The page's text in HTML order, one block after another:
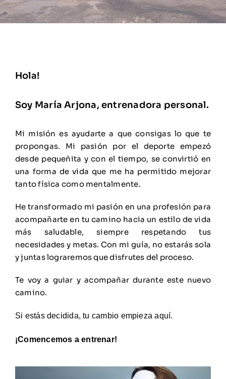
Solicitar consulta
Hola!
Soy María Arjona, entrenadora personal.
Mi misión es ayudarte a que consigas lo que te
propongas. Mi pasión por el deporte empezó
desde pequeñita y con el tiempo, se convirtió en
una forma de vida que me ha permitido mejorar
tanto física como mentalmente.
He transformado mi pasión en una profesión para
acompañarte en tu camino hacia un estilo de vida
más saludable, siempre respetando tus
necesidades y metas. Con mi guía, no estarás sola
y juntas lograremos que disfrutes del proceso.
Te voy a guiar y acompañar durante este nuevo
camino.
Si estás decidida, tu cambio empieza aquí.
¡Comencemos a entrenar!